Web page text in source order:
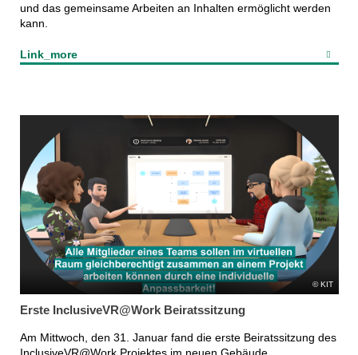
und das gemeinsame Arbeiten an Inhalten ermöglicht werden
kann.
Link_more
KIT
Erste InclusiveVR@Work Beiratssitzung
Am Mittwoch, den 31. Januar fand die erste Beiratssitzung des